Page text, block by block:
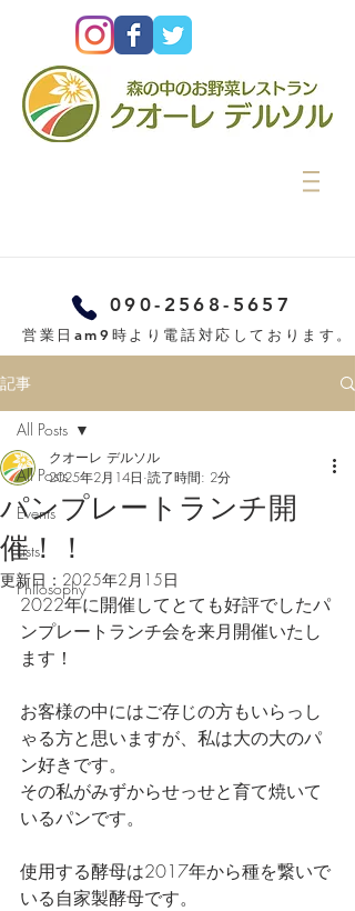
090-2568-5657
営業日am9時より電話対応しております。
記事
All Posts
Events
Lists
Philosophy
All Posts
パンプレートランチ開
催！！
クオーレ デルソル
2025年2月14日 読了時間: 2分
更新日： 2025年2月15日
2022年に開催してとても好評でしたパ
ンプレートランチ会を来月開催いたし
ます！
お客様の中にはご存じの方もいらっし
ゃる方と思いますが、私は大の大のパ
ン好きです。
その私がみずからせっせと育て焼いて
いるパンです。
使用する酵母は2017年から種を繋いで
いる自家製酵母です。